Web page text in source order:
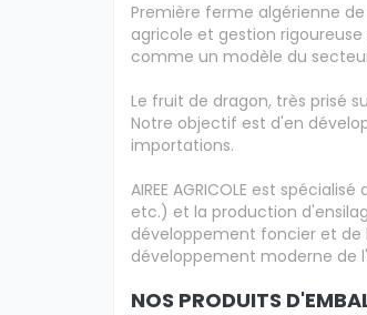
Première ferme algérienne de
agricole et gestion
comme un modèle du
Le fruit de dragon, très prisé
Notre objectif est d'en
importations.
AIREE AGRICOLE est
etc.) et la production
développement foncier et
développement moderne de
NOS PRODUITS